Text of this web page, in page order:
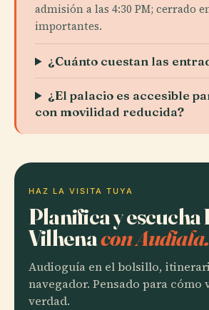
admisión a las 4:30 PM; cerrado
importantes.
¿Cuánto cuestan las
¿El palacio es accesible
con movilidad reducida?
HAZ LA VISITA TUYA
Planifica y escucha
Vilhenacon Audiala.
Audioguía en el bolsillo,
navegador. Pensado para cómo
verdad.